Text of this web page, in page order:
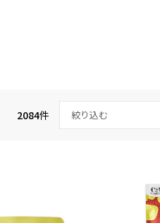
2084件 絞り込む